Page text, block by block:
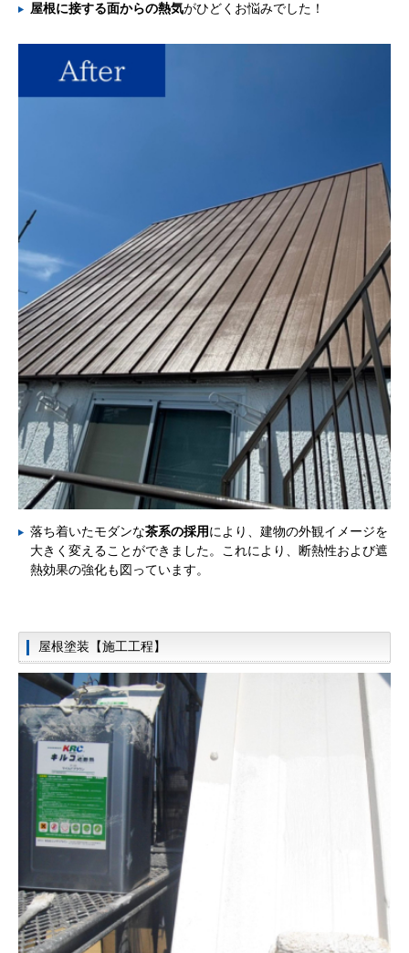
屋根に接する面からの熱気がひどくお悩みでした！
落ち着いたモダンな茶系の採用により、建物の外観イメージを
大きく変えることができました。これにより、断熱性および遮
熱効果の強化も図っています。
屋根塗装【施工工程】